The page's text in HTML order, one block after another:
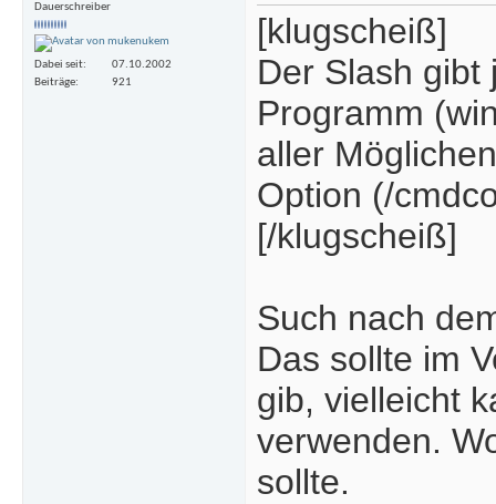
Dauerschreiber
Dabei seit
07.10.2002
Beiträge
921
[klugscheiß]
Der Slash gibt
Programm
aller
Option (/
[/klugscheiß]
Such nach
Das sollte im
gib, vielleicht
verwenden.
sollte.